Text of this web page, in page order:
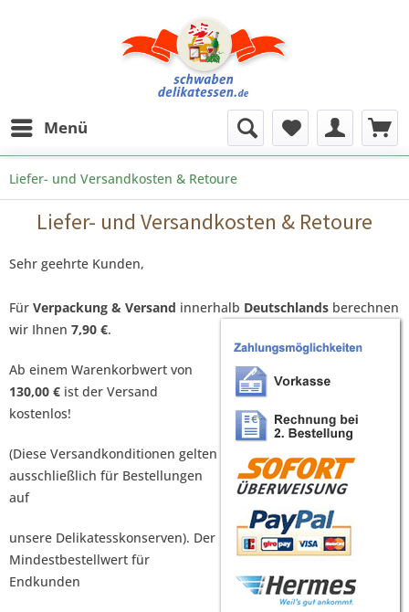
Menü
Liefer- und Versandkosten & Retoure
Liefer- und Versandkosten & Retoure
Sehr geehrte Kunden,
Für Verpackung & Versand innerhalb Deutschlands berechnen
wir Ihnen 7,90 €.
Ab einem Warenkorbwert von
130,00 € ist der Versand
kostenlos!
(Diese Versandkonditionen gelten
ausschließlich für Bestellungen
auf
unsere Delikatesskonserven). Der
Mindestbestellwert für
Endkunden